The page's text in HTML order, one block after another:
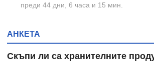
преди 44 дни, 6 часа и 15 мин.
АНКЕТА
Скъпи ли са хранителните